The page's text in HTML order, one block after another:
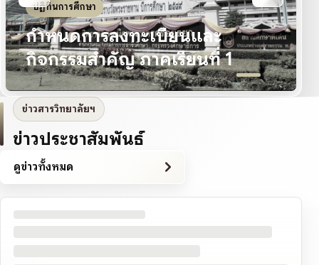
ปฏิทินการศึกษา
กำหนดการลงทะเบียนและ
กิจกรรมสำคัญ ภาคเรียนที่ 1
ข่าวสารวิทยาลัยฯ
ข่าวประชาสัมพันธ์
ดูข่าวทั้งหมด